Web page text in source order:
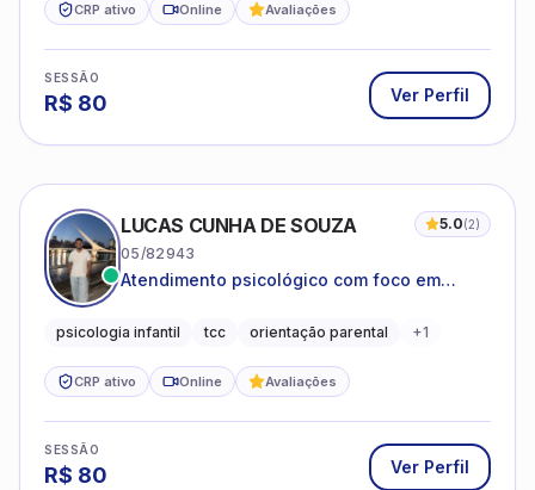
CRP ativo Online Avaliações
SESSÃO
R$ 80 Ver Perfil
LUCAS CUNHA DE SOUZA 5.0(2)
05/82943
Atendimento psicológico com foco em
promovendo equilíbrio emocional e
psicologia infantil tcc orientação parental +1
CRP ativo Online Avaliações
SESSÃO
R$ 80 Ver Perfil